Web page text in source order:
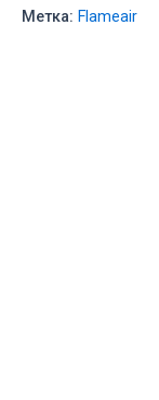
Метка: Flameair